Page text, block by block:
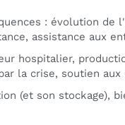
: évolution de
assistance aux
hospitalier,
la crise, soutien aux
(et son stockage),